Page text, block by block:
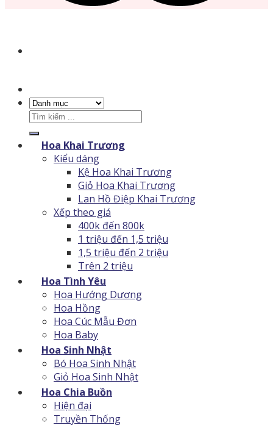
Tìm
kiếm:
Hoa Khai Trương
Kiểu dáng
Kệ Hoa Khai Trương
Giỏ Hoa Khai Trương
Lan Hồ Điệp Khai Trương
Xếp theo giá
400k đến 800k
1 triệu đến 1,5 triệu
1,5 triệu đến 2 triệu
Trên 2 triệu
Hoa Tình Yêu
Hoa Hướng Dương
Hoa Hồng
Hoa Cúc Mẫu Đơn
Hoa Baby
Hoa Sinh Nhật
Bó Hoa Sinh Nhật
Giỏ Hoa Sinh Nhật
Hoa Chia Buồn
Hiện đại
Truyền Thống